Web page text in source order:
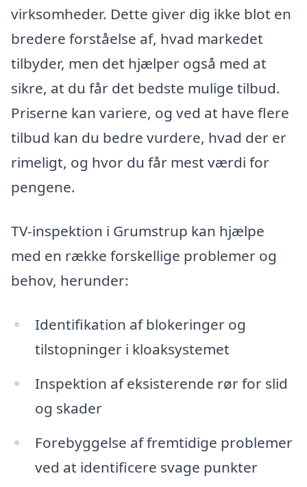
virksomheder. Dette giver dig ikke blot en
bredere forståelse af, hvad markedet
tilbyder, men det hjælper også med at
sikre, at du får det bedste mulige tilbud.
Priserne kan variere, og ved at have flere
tilbud kan du bedre vurdere, hvad der er
rimeligt, og hvor du får mest værdi for
pengene.
TV-inspektion i Grumstrup kan hjælpe
med en række forskellige problemer og
behov, herunder:
Identifikation af blokeringer og
tilstopninger i kloaksystemet
Inspektion af eksisterende rør for slid
og skader
Forebyggelse af fremtidige problemer
ved at identificere svage punkter